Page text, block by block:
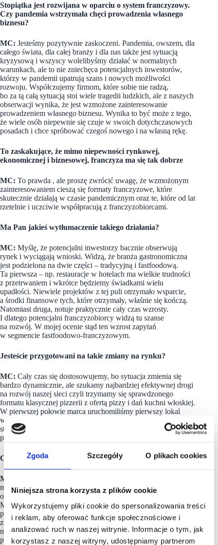
Zgoda Szczegóły O plikach cookies
Niniejsza strona korzysta z plików cookie
Wykorzystujemy pliki cookie do spersonalizowania treści
i reklam, aby oferować funkcje społecznościowe i
analizować ruch w naszej witrynie. Informacje o tym, jak
korzystasz z naszej witryny, udostępniamy partnerom
Stopiątka jest rozwijana w oparciu o system franczyzowy.
Czy pandemia wstrzymała chęci prowadzenia własnego
biznesu?
MC: Jesteśmy pozytywnie zaskoczeni. Pandemia, owszem, dla
całego świata, dla całej branży i dla nas także jest sytuacją
kryzysową i wszyscy wolelibyśmy działać w normalnych
warunkach, ale to nie zniechęca potencjalnych inwestorów,
którzy w pandemii upatrują szans i nowych możliwości
rozwoju. Współczujemy firmom, które sobie nie radzą,
bo za tą całą sytuacją stoi wiele tragedii ludzkich, ale z naszych
obserwacji wynika, że jest wzmożone zainteresowanie
prowadzeniem własnego biznesu. Wynika to być może z tego,
że wiele osób niepewnie się czuje w swoich dotychczasowych
posadach i chce spróbować czegoś nowego i na własną rękę.
To zaskakujące, że mimo niepewności rynkowej,
ekonomicznej i biznesowej, franczyza ma się tak dobrze
MC: To prawda , ale proszę zwrócić uwagę, że wzmożonym
zainteresowaniem cieszą się formaty franczyzowe, które
skutecznie działają w czasie pandemicznym oraz te, które od lat
rzetelnie i uczciwie współpracują z franczyzobiorcami.
Ma Pan jakieś wytłumaczenie takiego działania?
MC: Myślę, że potencjalni inwestorzy bacznie obserwują
rynek i wyciągają wnioski. Widzą, że branża gastronomiczna
jest podzielona na dwie części – tradycyjną i fastfoodową.
Ta pierwsza – np. restauracje w hotelach ma wielkie trudności
z przetrwaniem i wkrótce będziemy świadkami wielu
upadłości. Niewiele projektów z tej puli otrzymało wsparcie,
a środki finansowe tych, które otrzymały, właśnie się kończą.
Natomiast druga, notuje praktycznie cały czas wzrosty.
I dlatego potencjalni franczyzobiorcy widzą tu szanse
na rozwój. W mojej ocenie stąd ten wzrost zapytań
w segmencie fastfoodowo-franczyzowym.
Jesteście przygotowani na takie zmiany na rynku?
MC: Cały czas się dostosowujemy, bo sytuacja zmienia się
bardzo dynamicznie, ale szukamy najbardziej efektywnej drogi
na rozwój naszej sieci czyli trzymamy się sprawdzonego
formatu klasycznej pizzerii z ofertą pizzy i dań kuchni włoskiej.
W pierwszej połowie marca uruchomiliśmy pierwszy lokal
w formacie Stopiątka Fabryka, ale nie jest to koncept
stworzony z myślą o pandemii, bo do jego uruchomienia
przygotowywaliśmy się dużo wcześniej przed pandemią.
Czym wyróżnia się ten format?
MC:
mają od 120 do 180 mkw. powierzchni, a koncept Fabryka
około 60 mkw. i jest pozbawiony sali konsumpcyjnej.
Ma to być opcja umożliwiająca szybkie zamówienia i odbiory
pizzy. Lokale są więc małe, nowoczesne i bardzo dobrze
zinformatyzowane. Stworzenie tego formatu było odpowiedzią
na rosnące koszty pracy. Chociaż koncept był projektowany
przed pandemią okazało się, że w obecnej sytuacji będzie